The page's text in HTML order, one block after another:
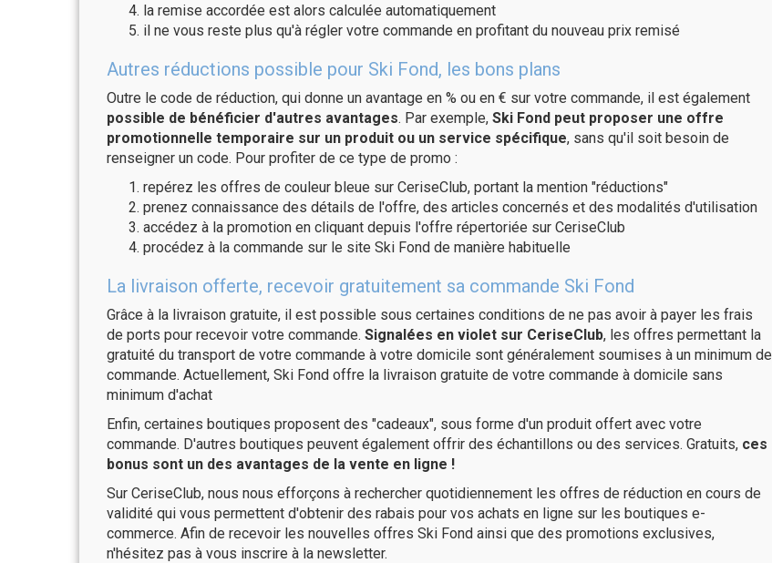
la remise accordée est alors calculée automatiquement
il ne vous reste plus qu'à régler votre commande en profitant du nouveau prix remisé
Autres réductions possible pour Ski Fond, les bons plans
Outre le code de réduction, qui donne un avantage en % ou en € sur votre commande, il est également
possible de bénéficier d'autres avantages. Par exemple, Ski Fond peut proposer une offre
promotionnelle temporaire sur un produit ou un service spécifique, sans qu'il soit besoin de
renseigner un code. Pour profiter de ce type de promo :
repérez les offres de couleur bleue sur CeriseClub, portant la mention "réductions"
prenez connaissance des détails de l'offre, des articles concernés et des modalités d'utilisation
accédez à la promotion en cliquant depuis l'offre répertoriée sur CeriseClub
procédez à la commande sur le site Ski Fond de manière habituelle
La livraison offerte, recevoir gratuitement sa commande Ski Fond
Grâce à la livraison gratuite, il est possible sous certaines conditions de ne pas avoir à payer les frais
de ports pour recevoir votre commande. Signalées en violet sur CeriseClub, les offres permettant la
gratuité du transport de votre commande à votre domicile sont généralement soumises à un minimum de
commande. Actuellement, Ski Fond offre la livraison gratuite de votre commande à domicile sans
minimum d'achat
Enfin, certaines boutiques proposent des "cadeaux", sous forme d'un produit offert avec votre
commande. D'autres boutiques peuvent également offrir des échantillons ou des services. Gratuits, ces
bonus sont un des avantages de la vente en ligne !
Sur CeriseClub, nous nous efforçons à rechercher quotidiennement les offres de réduction en cours de
validité qui vous permettent d'obtenir des rabais pour vos achats en ligne sur les boutiques e-
commerce. Afin de recevoir les nouvelles offres Ski Fond ainsi que des promotions exclusives,
n'hésitez pas à vous inscrire à la newsletter.